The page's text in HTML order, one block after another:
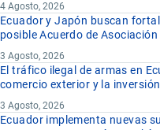
4 Agosto, 2026
Ecuador y Japón buscan
posible Acuerdo de
3 Agosto, 2026
El tráfico ilegal de armas en
comercio exterior y la inversión
3 Agosto, 2026
Ecuador implementa nuevas